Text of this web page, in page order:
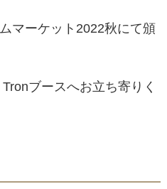
マーケット2022秋にて頒
ブースへお立ち寄りく